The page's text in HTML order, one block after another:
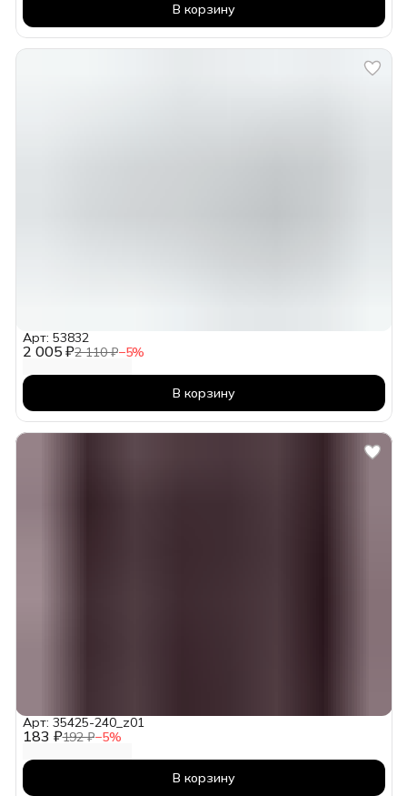
В корзину
2 005 ₽2 110 ₽−5%
Арт: 53832
В корзину
183 ₽192 ₽−5%
Арт: 35425-240_z01
В корзину